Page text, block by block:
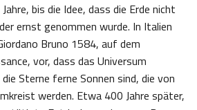
bis die Idee, dass die Erde nicht
ernst genommen wurde. In Italien
Bruno 1584, auf dem
vor, dass das Universum
Sterne ferne Sonnen sind, die von
werden. Etwa 400 Jahre später,